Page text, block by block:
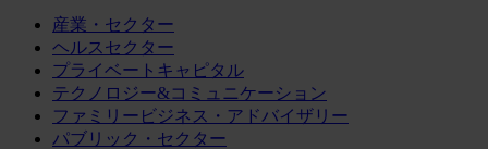
産業・セクター
ヘルスセクター
プライベートキャピタル
テクノロジー&コミュニケーション
ファミリービジネス・アドバイザリー
パブリック・セクター